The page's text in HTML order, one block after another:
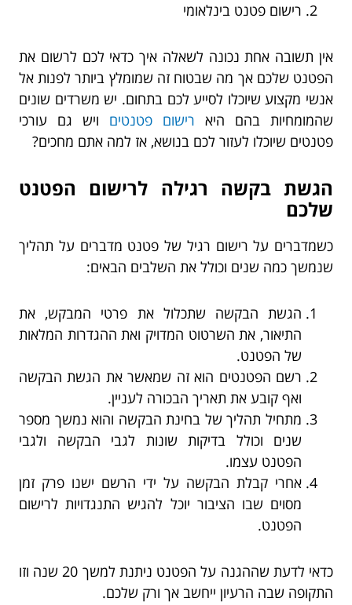
רישום פטנט בינלאומי
אין תשובה אחת נכונה לשאלה איך כדאי לכם לרשום את
הפטנט שלכם אך מה שבטוח זה שמומלץ ביותר לפנות אל
אנשי מקצוע שיוכלו לסייע לכם בתחום. יש משרדים שונים
שהמומחיות בהם היא רישום פטנטים ויש גם עורכי
פטנטים שיוכלו לעזור לכם בנושא, אז למה אתם מחכים?
הגשת בקשה רגילה לרישום הפטנט
שלכם
כשמדברים על רישום רגיל של פטנט מדברים על תהליך
שנמשך כמה שנים וכולל את השלבים הבאים:
הגשת הבקשה שתכלול את פרטי המבקש, את
התיאור, את השרטוט המדויק ואת ההגדרות המלאות
של הפטנט.
רשם הפטנטים הוא זה שמאשר את הגשת הבקשה
ואף קובע את תאריך הבכורה לעניין.
מתחיל תהליך של בחינת הבקשה והוא נמשך מספר
שנים וכולל בדיקות שונות לגבי הבקשה ולגבי
הפטנט עצמו.
אחרי קבלת הבקשה על ידי הרשם ישנו פרק זמן
מסוים שבו הציבור יוכל להגיש התנגדויות לרישום
הפטנט.
כדאי לדעת שההגנה על הפטנט ניתנת למשך 20 שנה וזו
התקופה שבה הרעיון ייחשב אך ורק שלכם.